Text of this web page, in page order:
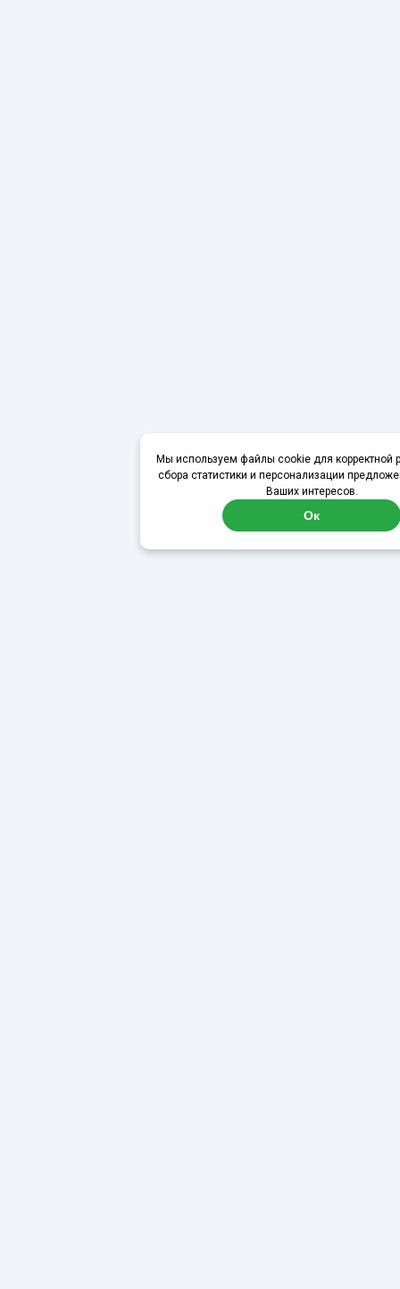
Мы используем файлы cookie для корректной
сбора статистики и персонализации
Ваших интересов.
Ок